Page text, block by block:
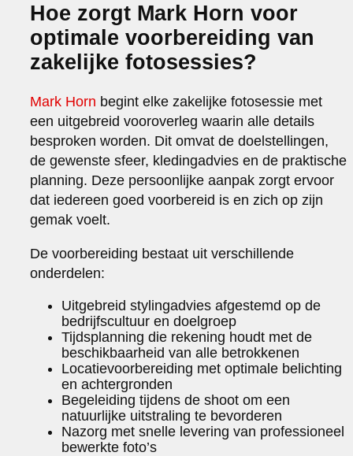
Hoe zorgt Mark Horn voor
optimale voorbereiding van
zakelijke fotosessies?
Mark Horn begint elke zakelijke fotosessie met
een uitgebreid vooroverleg waarin alle details
besproken worden. Dit omvat de doelstellingen,
de gewenste sfeer, kledingadvies en de praktische
planning. Deze persoonlijke aanpak zorgt ervoor
dat iedereen goed voorbereid is en zich op zijn
gemak voelt.
De voorbereiding bestaat uit verschillende
onderdelen:
Uitgebreid stylingadvies afgestemd op de
bedrijfscultuur en doelgroep
Tijdsplanning die rekening houdt met de
beschikbaarheid van alle betrokkenen
Locatievoorbereiding met optimale belichting
en achtergronden
Begeleiding tijdens de shoot om een
natuurlijke uitstraling te bevorderen
Nazorg met snelle levering van professioneel
bewerkte foto’s